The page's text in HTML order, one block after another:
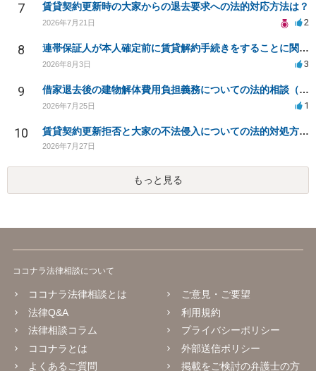
7 賃貸契約更新時の大家からの退去要求への法的対応方法は？
2026年7月21日 2
8 連帯保証人が本人確定前に賃貸解約手続きをすることに関して
2026年8月3日 3
9 借家退去後の建物解体費用負担義務についての法的相談（補足説明修正）
2026年7月25日 1
10 賃貸契約更新拒否と大家の不法侵入についての法的対処方法は？
2026年7月27日
もっと見る
ココナラ法律相談について
ココナラ法律相談とは
法律Q&A
法律相談コラム
ココナラとは
よくあるご質問
ご意見・ご要望
利用規約
プライバシーポリシー
外部送信ポリシー
掲載をご検討の弁護士の方